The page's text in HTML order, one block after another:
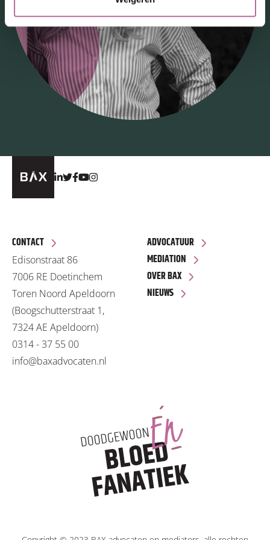
CONTACT
Edisonstraat 86
7006 RE Doetinchem
Toren Noord Apeldoorn
(Boogschutterstraat 1,
7324 AE Apeldoorn)
0314 - 37 55 00
info@baxadvocaten.nl
ADVOCATUUR
MEDIATION
OVER BAX
NIEUWS